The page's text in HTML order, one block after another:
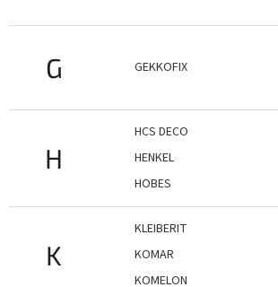
G GEKKOFIX
H
HCS DECO
HENKEL
HOBES
K
KLEIBERIT
KOMAR
KOMELON